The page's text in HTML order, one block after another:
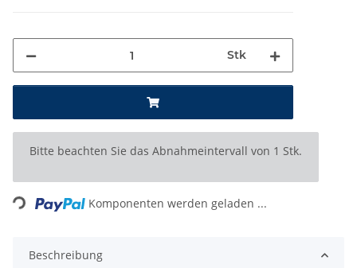
Stk
x
Bitte beachten Sie das Abnahmeintervall von 1 Stk.
Loading... Komponenten werden geladen ...
Beschreibung